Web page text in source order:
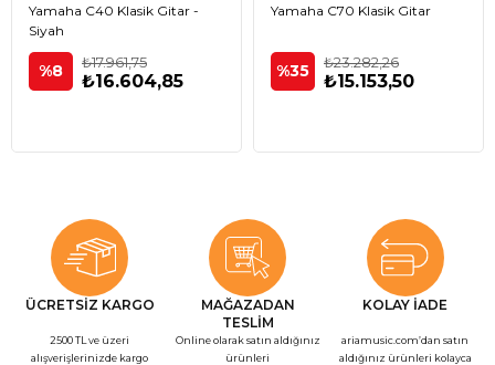
Yamaha C40 Klasik Gitar -
Siyah
%8 ₺16.604,85
₺17.961,75
Yamaha C70 Klasik Gitar
%35 ₺15.153,50
₺23.282,26
ÜCRETSİZ KARGO
2500 TL ve üzeri
alışverişlerinizde kargo
MAĞAZADAN
TESLİM
Online olarak satın aldığınız
ürünleri
KOLAY İADE
ariamusic.com’dan satın
aldığınız ürünleri kolayca